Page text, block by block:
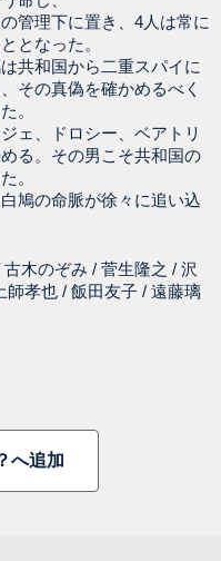
管理下に置き、4人は常に
となった。
共和国から二重スパイに
その真偽を確かめるべく
。
ェ、ドロシー、ベアトリ
る。その男こそ共和国の
。
鳩の命脈が徐々に追い込
木のぞみ / 菅生隆之 / 沢
師孝也 / 飯田友子 / 遠藤璃
へ追加